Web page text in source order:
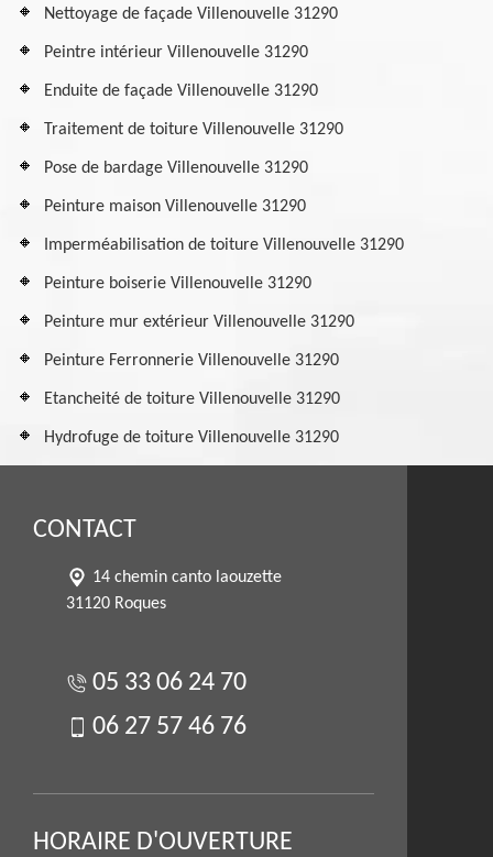
Nettoyage de façade Villenouvelle 31290
Peintre intérieur Villenouvelle 31290
Enduite de façade Villenouvelle 31290
Traitement de toiture Villenouvelle 31290
Pose de bardage Villenouvelle 31290
Peinture maison Villenouvelle 31290
Imperméabilisation de toiture Villenouvelle 31290
Peinture boiserie Villenouvelle 31290
Peinture mur extérieur Villenouvelle 31290
Peinture Ferronnerie Villenouvelle 31290
Etancheité de toiture Villenouvelle 31290
Hydrofuge de toiture Villenouvelle 31290
CONTACT
14 chemin canto laouzette
31120 Roques
05 33 06 24 70
06 27 57 46 76
HORAIRE D'OUVERTURE